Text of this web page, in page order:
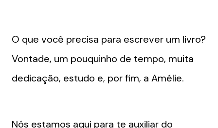
O que você precisa para escrever um livro?
Vontade, um pouquinho de tempo, muita
dedicação, estudo e, por fim, a Amélie.
Nós estamos aqui para te auxiliar do